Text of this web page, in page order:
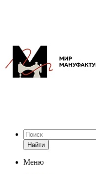
Найти
Меню